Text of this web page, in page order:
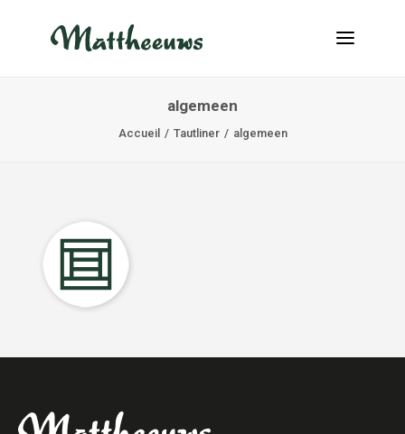
CONTACT
INFO@MATTHEEUWS.COM
MY TRANSPORT
algemeen
Accueil Tautliner algemeen